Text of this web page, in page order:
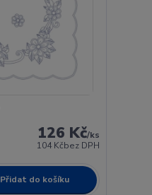
126 Kč/ks
104 Kčbez DPH
Přidat do košíku